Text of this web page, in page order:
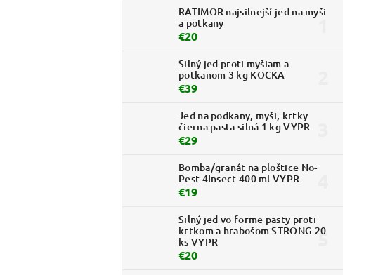
RATIMOR najsilnejší jed na myši
a potkany
€20
Silný jed proti myšiam a
potkanom 3 kg KOCKA
€39
Jed na podkany, myši, krtky
čierna pasta silná 1 kg VYPR
€29
Bomba/granát na ploštice No-
Pest 4Insect 400 ml VYPR
€19
Silný jed vo forme pasty proti
krtkom a hrabošom STRONG 20
ks VYPR
€20